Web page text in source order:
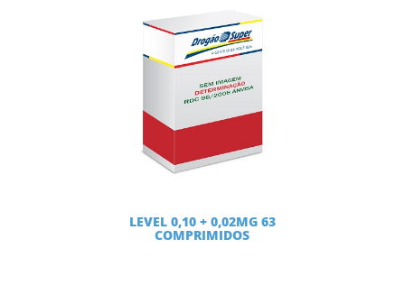
LEVEL 0,10 + 0,02MG 63
COMPRIMIDOS